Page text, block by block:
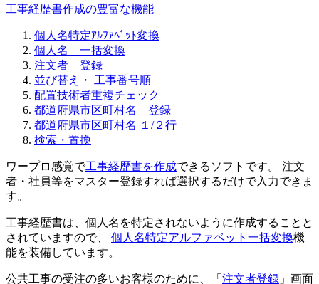
工事経歴書作成の豊富な機能
個人名特定ｱﾙﾌｧﾍﾞｯﾄ変換
個人名 一括変換
注文者 登録
並び替え
・ 工事番号順
配置技術者重複チェック
都道府県市区町村名 登録
都道府県市区町村名 １/２行
検索・置換
ワープロ感覚で工事経歴書を作成できるソフトです。 注文
者・社員等をマスター登録すれば選択するだけで入力できま
す。
工事経歴書は、個人名を特定されないように作成することと
されていますので、 個人名特定アルファベット一括変換機
能を装備しています。
公共工事の受注の多いお客様のために、「 注文者登録 」画面